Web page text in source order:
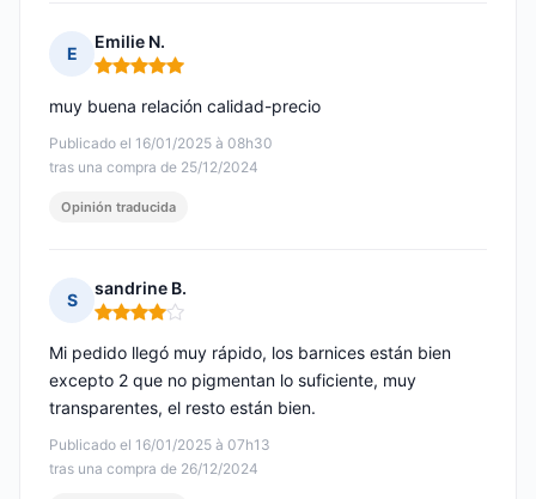
E
Emilie N.
Nota: 5 de 5
Publicado el 16/01/2025 à 08h30
tras una compra de 25/12/2024
muy buena relación calidad-precio
Opinión traducida
S
sandrine B.
Nota: 4 de 5
Publicado el 16/01/2025 à 07h13
tras una compra de 26/12/2024
Mi pedido llegó muy rápido, los barnices están bien
excepto 2 que no pigmentan lo suficiente, muy
transparentes, el resto están bien.